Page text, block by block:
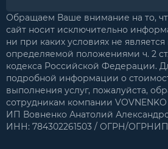
Обращаем Ваше внимание на то,
сайт носит исключительно
ни при каких условиях не
определяемой положениями ч. 2
кодекса Российской Федерации.
подробной информации о
выполнения услуг, пожалуйста,
сотрудникам компании
ИП Вовненко Анатолий
ИНН: 784302261503 / ОГРН/ОГРНИП: